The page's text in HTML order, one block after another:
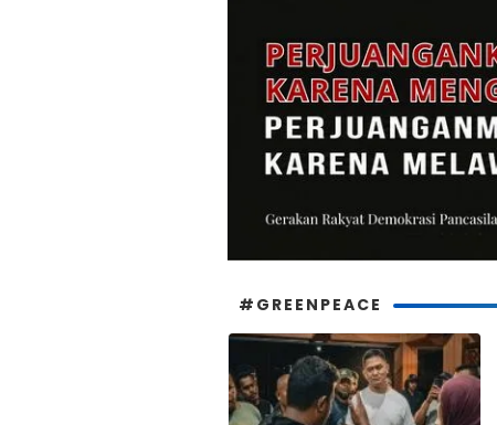
#GREENPEACE